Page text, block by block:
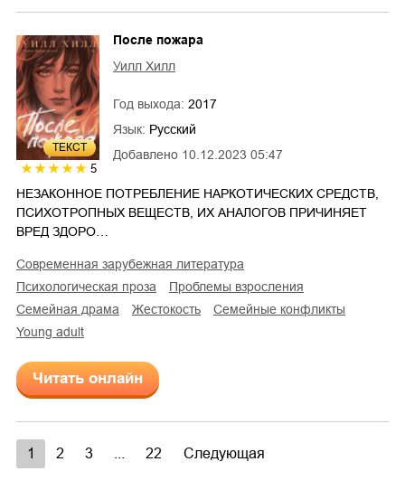
ТЕКСТ
5
Добавлено 10.12.2023 05:47
После пожара
Уилл Хилл
Год выхода: 2017
Язык: Русский
НЕЗАКОННОЕ ПОТРЕБЛЕНИЕ НАРКОТИЧЕСКИХ СРЕДСТВ,
ПСИХОТРОПНЫХ ВЕЩЕСТВ, ИХ АНАЛОГОВ ПРИЧИНЯЕТ
ВРЕД ЗДОРО…
современная зарубежная литература
психологическая проза
проблемы взросления
семейная драма
жестокость
семейные конфликты
young adult
Читать онлайн
1 2 3 ... 22 Следующая